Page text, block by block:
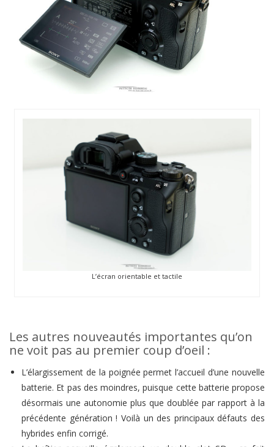
L’écran orientable et tactile
Les autres nouveautés importantes qu’on
ne voit pas au premier coup d’oeil :
L’élargissement de la poignée permet l’accueil d’une nouvelle
batterie. Et pas des moindres, puisque cette batterie propose
désormais une autonomie plus que doublée par rapport à la
précédente génération ! Voilà un des principaux défauts des
hybrides enfin corrigé.